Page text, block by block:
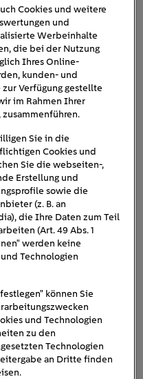
Antrieb im vorderen
auch mehrere
zuordnen lassen,
darunter der
Ausnahme stellt der
SUV mit dem 170 kW
Cookies und weitere
und
Werbeinhalte
die bei der Nutzung
Ihres Online-
kunden- und
Verfügung gestellte
im Rahmen Ihrer
Sie in die
Cookies und
Sie die webseiten-,
Erstellung und
sowie die
(z. B. an
die Ihre Daten zum Teil
(Art. 49 Abs. 1
werden keine
Technologien
können Sie
und Technologien
zu den
Technologien
an Dritte finden